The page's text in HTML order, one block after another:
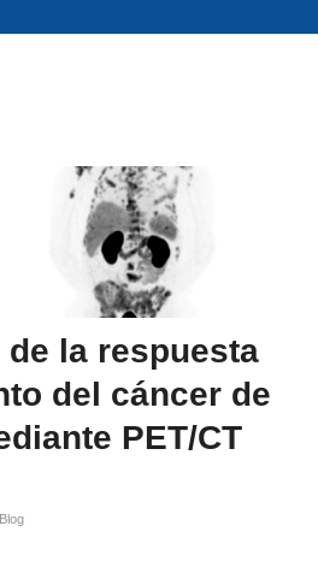
la respuesta
del cáncer de
PET/CT
Blog